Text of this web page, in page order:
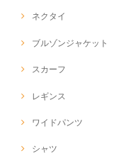
ネクタイ
ブルゾンジャケット
スカーフ
レギンス
ワイドパンツ
シャツ